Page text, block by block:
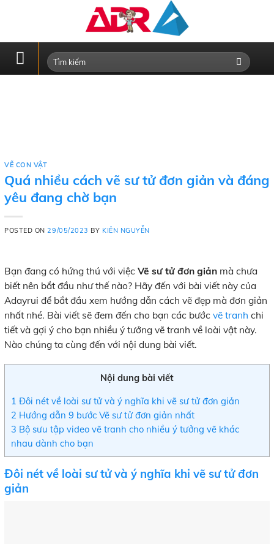
VẼ CON VẬT
Quá nhiều cách vẽ sư tử đơn giản và đáng
yêu đang chờ bạn
POSTED ON29/05/2023 BY KIÊN NGUYỄN
Bạn đang có hứng thú với việc Vẽ sư tử đơn giản mà chưa
biết nên bắt đầu như thế nào? Hãy đến với bài viết này của
Adayrui để bắt đầu xem hướng dẫn cách vẽ đẹp mà đơn giản
nhất nhé. Bài viết sẽ đem đến cho bạn các bước vẽ tranh chi
tiết và gợi ý cho bạn nhiều ý tưởng vẽ tranh về loài vật này.
Nào chúng ta cùng đến với nội dung bài viết.
Nội dung bài viết
1 Đôi nét về loài sư tử và ý nghĩa khi vẽ sư tử đơn giản
2 Hướng dẫn 9 bước Vẽ sư tử đơn giản nhất
3 Bộ sưu tập video vẽ tranh cho nhiều ý tưởng vẽ khác
nhau dành cho bạn
Đôi nét về loài sư tử và ý nghĩa khi vẽ sư tử đơn
giản